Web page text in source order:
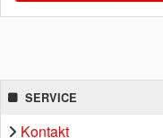
SERVICE
Kontakt